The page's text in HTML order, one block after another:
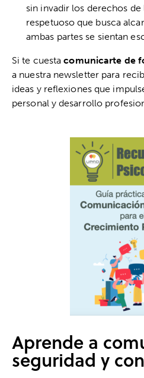
sin invadir los derechos
respetuoso que busca
ambas partes se sientan
Si te cuestacomunicarte de
a nuestra newsletter para
ideas y reflexiones que
personal y desarrollo
Aprende a
seguridad y